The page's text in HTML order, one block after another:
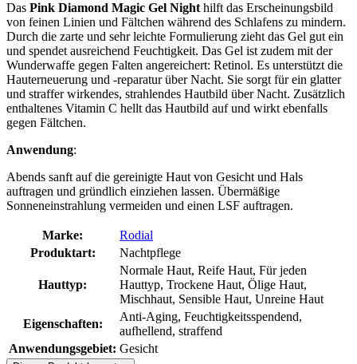
Das Pink Diamond Magic Gel Night hilft das Erscheinungsbild
von feinen Linien und Fältchen während des Schlafens zu mindern.
Durch die zarte und sehr leichte Formulierung zieht das Gel gut ein
und spendet ausreichend Feuchtigkeit. Das Gel ist zudem mit der
Wunderwaffe gegen Falten angereichert: Retinol. Es unterstützt die
Hauterneuerung und -reparatur über Nacht. Sie sorgt für ein glatter
und straffer wirkendes, strahlendes Hautbild über Nacht. Zusätzlich
enthaltenes Vitamin C hellt das Hautbild auf und wirkt ebenfalls
gegen Fältchen.
Anwendung:
Abends sanft auf die gereinigte Haut von Gesicht und Hals
auftragen und gründlich einziehen lassen. Übermäßige
Sonneneinstrahlung vermeiden und einen LSF auftragen.
Marke:
Rodial
Produktart:
Nachtpflege
Hauttyp:
Normale Haut, Reife Haut, Für jeden
Hauttyp, Trockene Haut, Ölige Haut,
Mischhaut, Sensible Haut, Unreine Haut
Eigenschaften:
Anti-Aging, Feuchtigkeitsspendend,
aufhellend, straffend
Anwendungsgebiet: Gesicht